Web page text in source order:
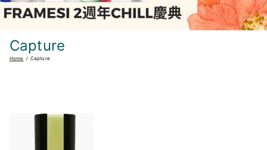
Capture
Home Capture